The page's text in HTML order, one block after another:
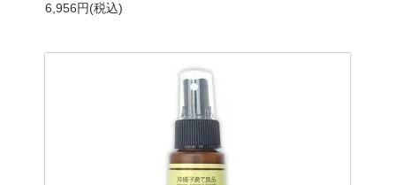
6,956円(税込)